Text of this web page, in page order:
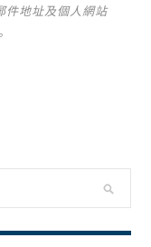
件地址及個人網站